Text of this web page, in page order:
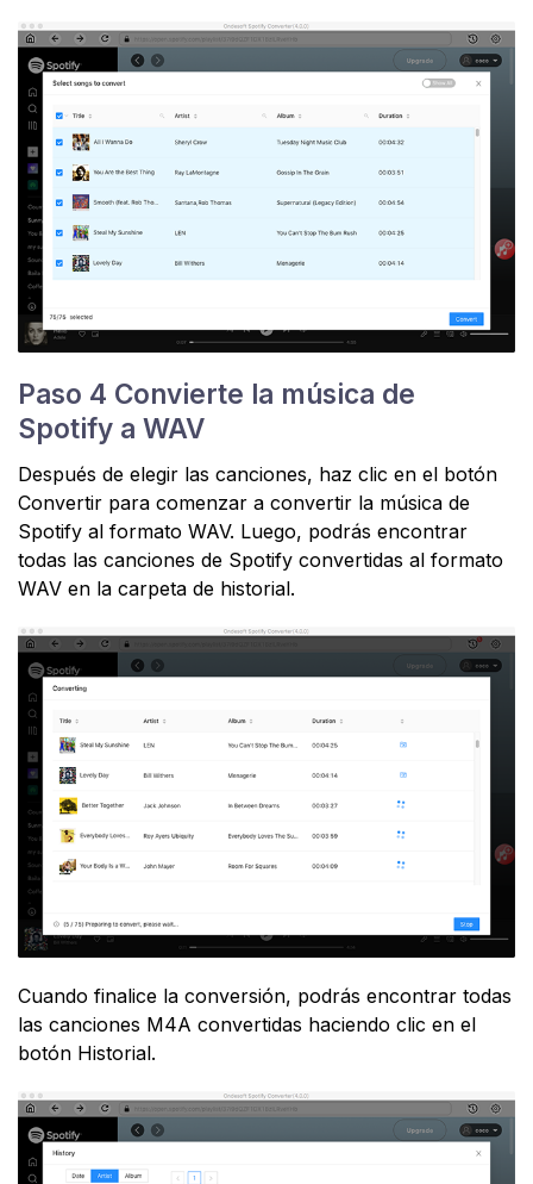
Paso 4 Convierte la música de
Spotify a WAV
Después de elegir las canciones, haz clic en el botón
Convertir para comenzar a convertir la música de
Spotify al formato WAV. Luego, podrás encontrar
todas las canciones de Spotify convertidas al formato
WAV en la carpeta de historial.
Cuando finalice la conversión, podrás encontrar todas
las canciones M4A convertidas haciendo clic en el
botón Historial.